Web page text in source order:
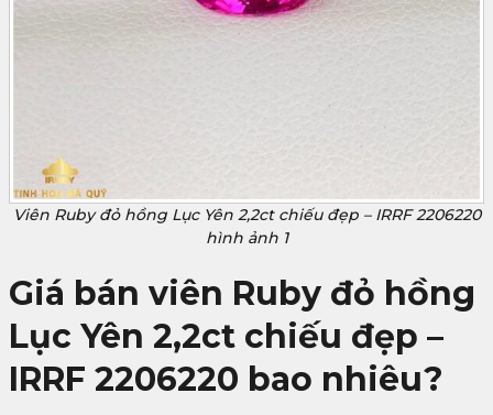
Viên Ruby đỏ hồng Lục Yên 2,2ct chiếu đẹp – IRRF 2206220
hình ảnh 1
Giá bán viên Ruby đỏ hồng
Lục Yên 2,2ct chiếu đẹp –
IRRF 2206220 bao nhiêu?